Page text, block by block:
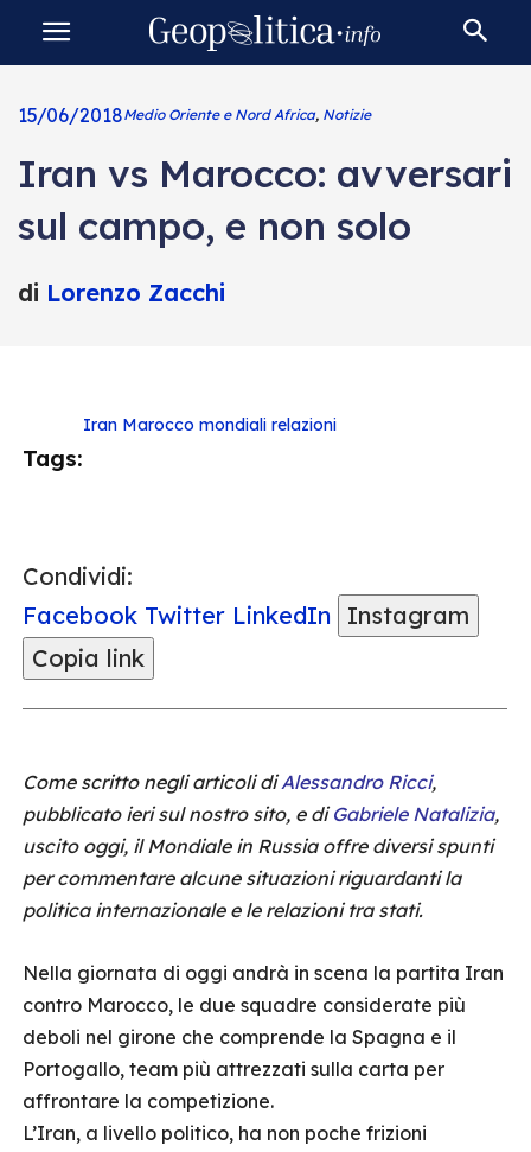
15/06/2018Medio Oriente e Nord Africa, Notizie
Iran vs Marocco: avversari
sul campo, e non solo
di Lorenzo Zacchi
Tags:
Iran Marocco mondiali relazioni
Condividi:
Facebook Twitter LinkedIn
Instagram
Copia link
Come scritto negli articoli diAlessandro Ricci,
pubblicato ieri sul nostro sito, e diGabriele Natalizia,
uscito oggi, il Mondiale in Russia offre diversi spunti
per commentare alcune situazioni riguardanti la
politica internazionale e le relazioni tra stati.
Nella giornata di oggi andrà in scena la partita Iran
contro Marocco, le due squadre considerate più
deboli nel girone che comprende la Spagna e il
Portogallo, team più attrezzati sulla carta per
affrontare la competizione.
L’Iran, a livello politico, ha non poche frizioni